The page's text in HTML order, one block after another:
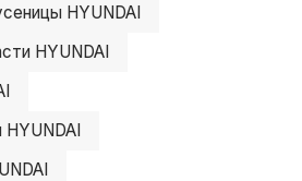
HYUNDAI
HYUNDAI
HYUNDAI